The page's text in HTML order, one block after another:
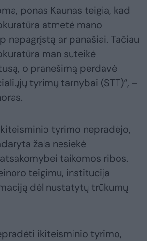
ponas Kaunas teigia, kad
atmetė mano
nepagrįstą ar panašiai. Tačiau
man suteikė
o pranešimą perdavė
tyrimų tarnybai (STT)“, –
tyrimo nepradėjo,
žala nesiekė
taikomos ribos.
teigimu, institucija
dėl nustatytų trūkumų
ikiteisminio tyrimo,